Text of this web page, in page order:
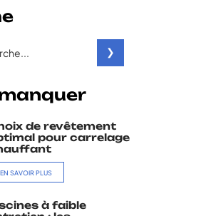
de revêtement
pour carrelage
EN SAVOIR PLUS
à faible